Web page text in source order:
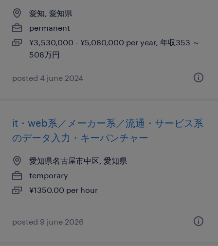
愛知, 愛知県
permanent
¥3,530,000 - ¥5,080,000 per year, 年収353 ～
508万円
posted 4 june 2024
it・web系／メーカー系／流通・サービス系
のデータ入力・キーパンチャー
愛知県名古屋市中区, 愛知県
temporary
¥1350.00 per hour
posted 9 june 2026